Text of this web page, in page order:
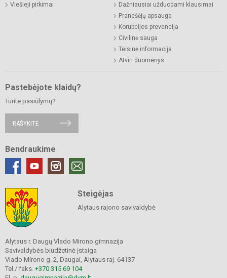
Viešieji pirkimai
Dažniausiai užduodami klausimai
Pranešėjų apsauga
Korupcijos prevencija
Civilinė sauga
Teisinė informacija
Atviri duomenys
Pastebėjote klaidų?
Turite pasiūlymų?
RAŠYKITE
Bendraukime
Steigėjas
Alytaus rajono savivaldybė
Alytaus r. Daugų Vlado Mirono gimnazija
Savivaldybės biudžetinė įstaiga
Vlado Mirono g. 2, Daugai, Alytaus raj. 64137
Tel./ faks. +370 315 69 104